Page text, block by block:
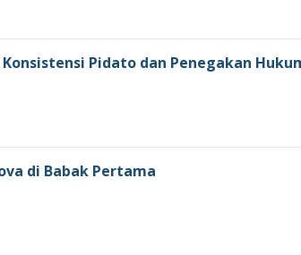
Pidato dan Penegakan
di Babak Pertama